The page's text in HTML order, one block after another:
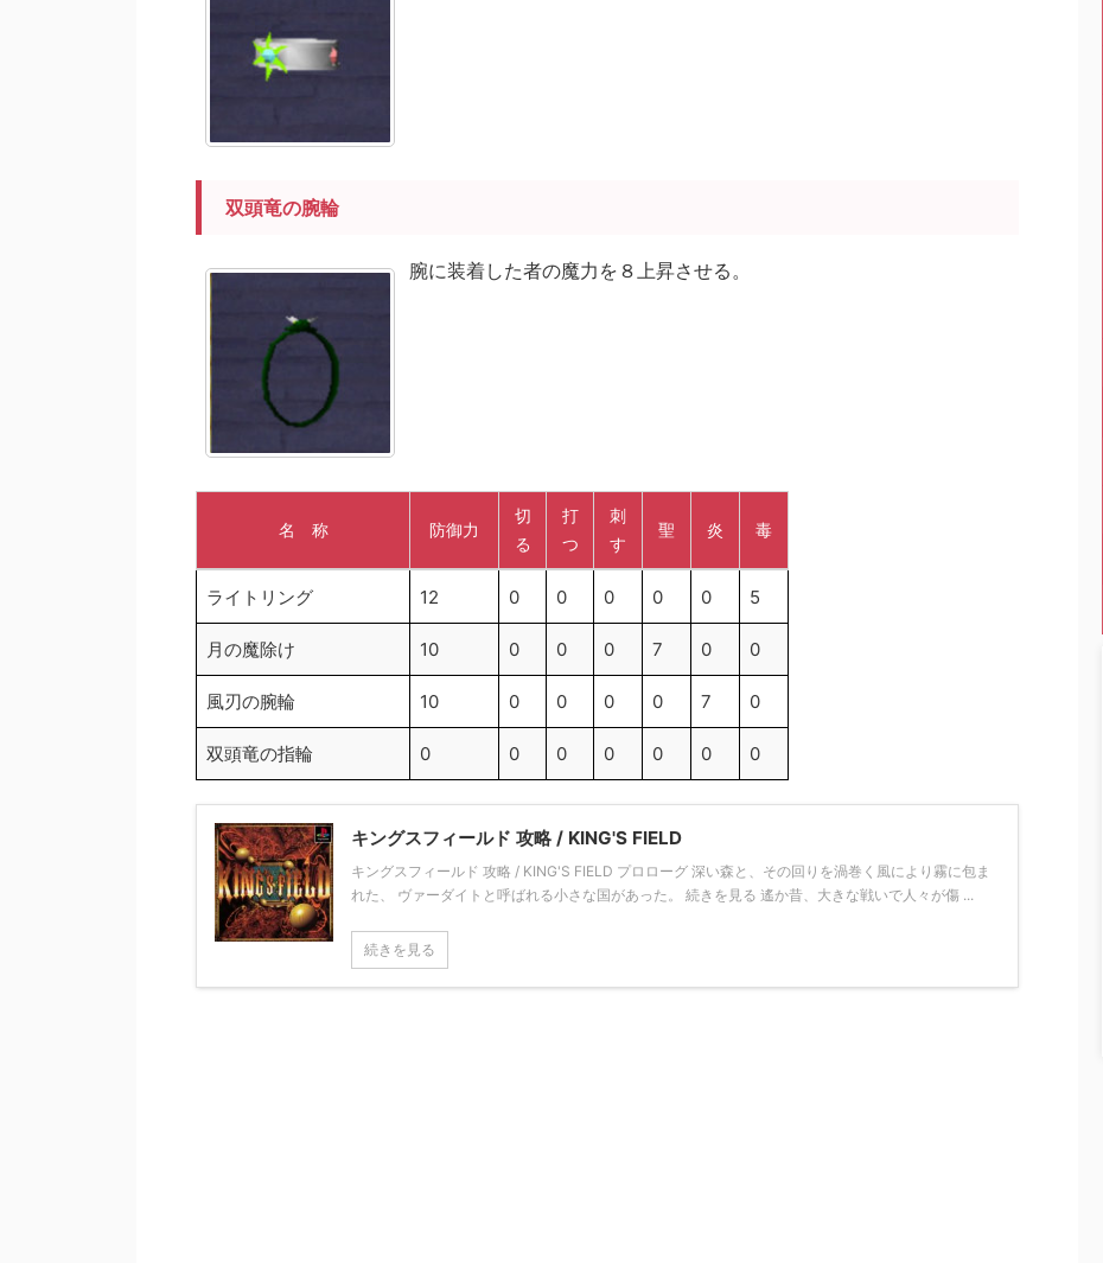
双頭竜の腕輪
腕に装着した者の魔力を８上昇させる。
名 称 防御力
切
る
打
つ
刺
す
聖 炎 毒
ライトリング 12 0 0 0 0 0 5
月の魔除け 10 0 0 0 7 0 0
風刃の腕輪 10 0 0 0 0 7 0
双頭竜の指輪 0 0 0 0 0 0 0
キングスフィールド 攻略 / KING'S FIELD
キングスフィールド 攻略 / KING'S FIELD プロローグ 深い森と、その回りを渦巻く風により霧に包ま
れた、 ヴァーダイトと呼ばれる小さな国があった。 続きを見る 遙か昔、大きな戦いで人々が傷 ...
続きを見る